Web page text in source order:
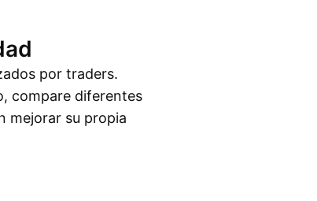
por traders.
compare diferentes
mejorar su propia